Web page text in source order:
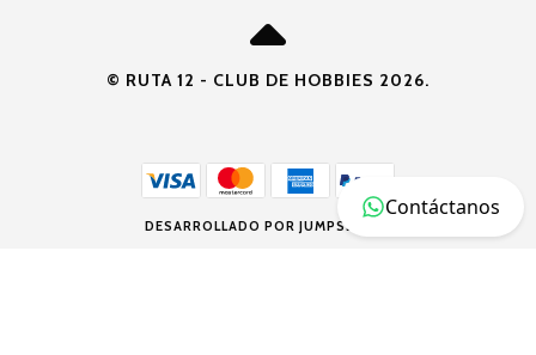
© RUTA 12 - CLUB DE HOBBIES 2026.
DESARROLLADO POR JUMPSELLER
Contáctanos